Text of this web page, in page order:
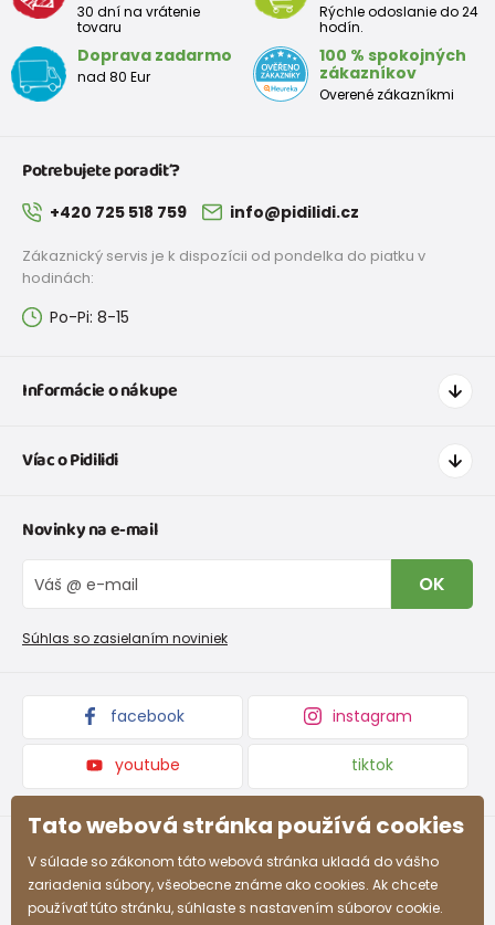
30 dní na vrátenie
tovaru
Rýchle odoslanie do 24
hodín.
Doprava zadarmo
nad 80 Eur
100 % spokojných
zákazníkov
Overené zákazníkmi
Potrebujete poradiť?
+420 725 518 759 info@pidilidi.cz
Zákaznický servis je k dispozícii od pondelka do piatku v
hodinách:
Po-Pi: 8-15
Informácie o nákupe
Doprava a platba
Tabuľka veľkostí obuvi
Vrátenie tovaru a reklamacie
Reklamačný poriadok
Víac o Pidilidi
O nás
Veľkoobchod PiDiLiDi
Kolekcie tovaru
Novinky na e-mail
OK
Súhlas so zasielaním noviniek
facebook instagram
youtube tiktok
Tato webová stránka používá cookies
V súlade so zákonom táto webová stránka ukladá do vášho
zariadenia súbory, všeobecne známe ako cookies. Ak chcete
používať túto stránku, súhlaste s nastavením súborov cookie.